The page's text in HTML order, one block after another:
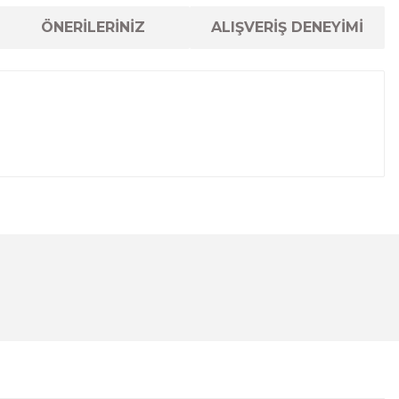
ÖNERİLERİNİZ ALIŞVERİŞ DENEYİMİ